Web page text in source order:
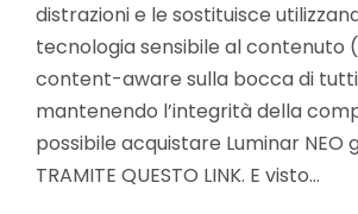
distrazioni e le sostituisce
tecnologia sensibile al contenuto
content-aware sulla bocca di
mantenendo l’integrità della
possibile acquistare Luminar NEO
TRAMITE QUESTO LINK. E visto…